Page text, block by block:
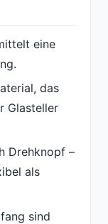
eine
das
Glasteller
Drehknopf –
als
sind